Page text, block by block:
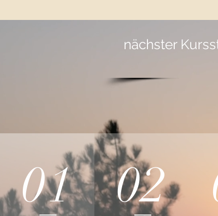
nächster
01 02